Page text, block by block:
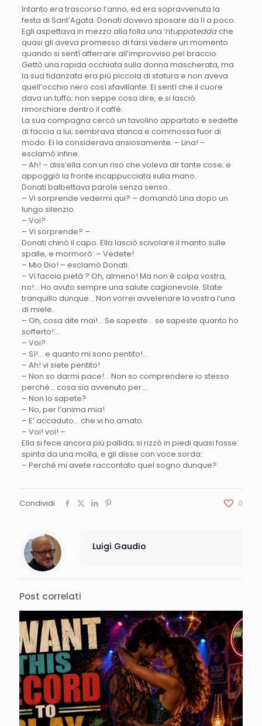
Intanto era trascorso l’anno, ed era sopravvenuta la
festa di Sant’Agata. Donati doveva sposare da lì a poco.
Egli aspettava in mezzo alla folla una ‘ntuppateddache
quasi gli aveva promesso di farsi vedere un momento
quando si sentì afferrare all’improvviso pel braccio.
Gettò una rapida occhiata sulla donna mascherata, ma
la sua fidanzata era più piccola di statura e non aveva
quell’occhio nero così sfavillante. Ei sentì che il cuore
dava un tuffo; non seppe cosa dire, e si lasciò
rimorchiare dentro il caffè.
La sua compagna cercò un tavolino appartato e sedette
di faccia a lui; sembrava stanca e commossa fuor di
modo. Ei la considerava ansiosamente. – Lina! –
esclamò infine.
– Ah! – diss’ella con un riso che voleva dir tante cose; e
appoggiò la fronte incappucciata sulla mano.
Donati balbettava parole senza senso.
– Vi sorprende vedermi qui? – domandò Lina dopo un
lungo silenzio.
– Voi?
– Vi sorprende? –
Donati chinò il capo. Ella lasciò scivolare il manto sulle
spalle, e mormorò: – Vedete!
– Mio Dio! – esclamò Donati.
– Vi faccio pietà ? Oh, almeno! Ma non è colpa vostra,
no!… Ho avuto sempre una salute cagionevole. State
tranquillo dunque… Non vorrei avvelenare la vostra l’una
di miele.
– Oh, cosa dite mai!… Se sapeste… se sapeste quanto ho
sofferto!…
– Voi?
– Sì!… e quanto mi sono pentito!…
– Ah! vi siete pentito!
– Non so darmi pace!… Non so comprendere io stesso
perché… cosa sia avvenuto per…
– Non lo sapete?
– No, per l’anima mia!
– E’ accaduto… che vi ho amato.
– Voi! voi! –
Ella si fece ancora più pallida; si rizzò in piedi quasi fosse
spinta da una molla, e gli disse con voce sorda:
– Perché mi avete raccontato quel sogno dunque?
Condividi 0
Luigi Gaudio
Post correlati